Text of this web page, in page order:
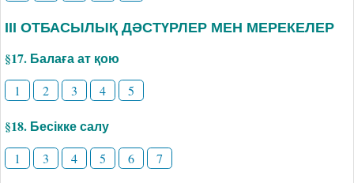
ІІІ ОТБАСЫЛЫҚ ДӘСТҮРЛЕР МЕН МЕРЕКЕЛЕР
§17. Балаға ат қою
1 2 3 4 5
§18. Бесікке салу
1 3 4 5 6 7